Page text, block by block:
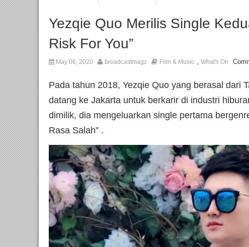
Yezqie Quo Merilis Single
Risk For You”
May 06, 2020 broadcastmagz Film & Music , What's On
Pada tahun 2018, Yezqie Quo yang berasal dari
datang ke Jakarta untuk berkarir di industri
dimilik, dia mengeluarkan single pertama
Rasa Salah” .